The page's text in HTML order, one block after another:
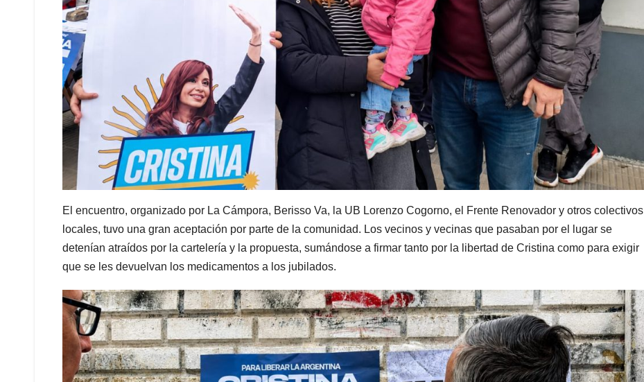
El encuentro, organizado por La Cámpora, Berisso Va, la UB Lorenzo Cogorno, el Frente Renovador y otros colectivos
locales, tuvo una gran aceptación por parte de la comunidad. Los vecinos y vecinas que pasaban por el lugar se
detenían atraídos por la cartelería y la propuesta, sumándose a firmar tanto por la libertad de Cristina como para exigir
que se les devuelvan los medicamentos a los jubilados.